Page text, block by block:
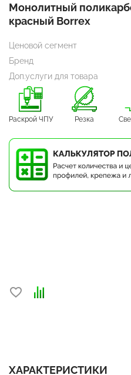
Монолитный
красный Borrex
Ценовой сегмент
Бренд
Доп.услуги для товара
Раскрой ЧПУ Резка
ХАРАКТЕРИСТИКИ